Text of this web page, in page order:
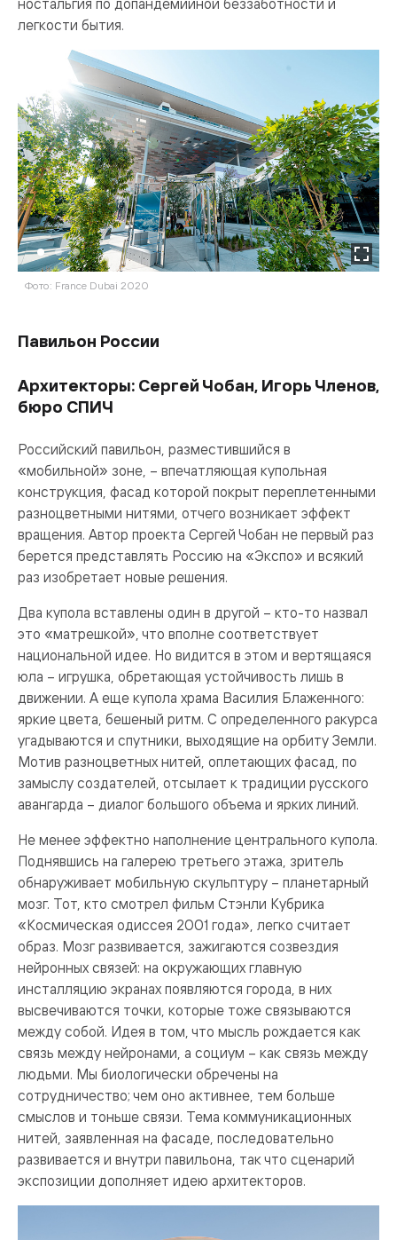
легкости бытия.
Фото: France Dubai 2020
Павильон России
Архитекторы: Сергей Чобан, Игорь Членов,
бюро СПИЧ
Российский павильон, разместившийся в
«мобильной» зоне, – впечатляющая купольная
конструкция, фасад которой покрыт переплетенными
разноцветными нитями, отчего возникает эффект
вращения. Автор проекта Сергей Чобан не первый раз
берется представлять Россию на «Экспо» и всякий
раз изобретает новые решения.
Два купола вставлены один в другой – кто-то назвал
это «матрешкой», что вполне соответствует
национальной идее. Но видится в этом и вертящаяся
юла – игрушка, обретающая устойчивость лишь в
движении. А еще купола храма Василия Блаженного:
яркие цвета, бешеный ритм. С определенного ракурса
угадываются и спутники, выходящие на орбиту Земли.
Мотив разноцветных нитей, оплетающих фасад, по
замыслу создателей, отсылает к традиции русского
авангарда – диалог большого объема и ярких линий.
Не менее эффектно наполнение центрального купола.
Поднявшись на галерею третьего этажа, зритель
обнаруживает мобильную скульптуру – планетарный
мозг. Тот, кто смотрел фильм Стэнли Кубрика
«Космическая одиссея 2001 года», легко считает
образ. Мозг развивается, зажигаются созвездия
нейронных связей: на окружающих главную
инсталляцию экранах появляются города, в них
высвечиваются точки, которые тоже связываются
между собой. Идея в том, что мысль рождается как
связь между нейронами, а социум – как связь между
людьми. Мы биологически обречены на
сотрудничество; чем оно активнее, тем больше
смыслов и тоньше связи. Тема коммуникационных
нитей, заявленная на фасаде, последовательно
развивается и внутри павильона, так что сценарий
экспозиции дополняет идею архитекторов.